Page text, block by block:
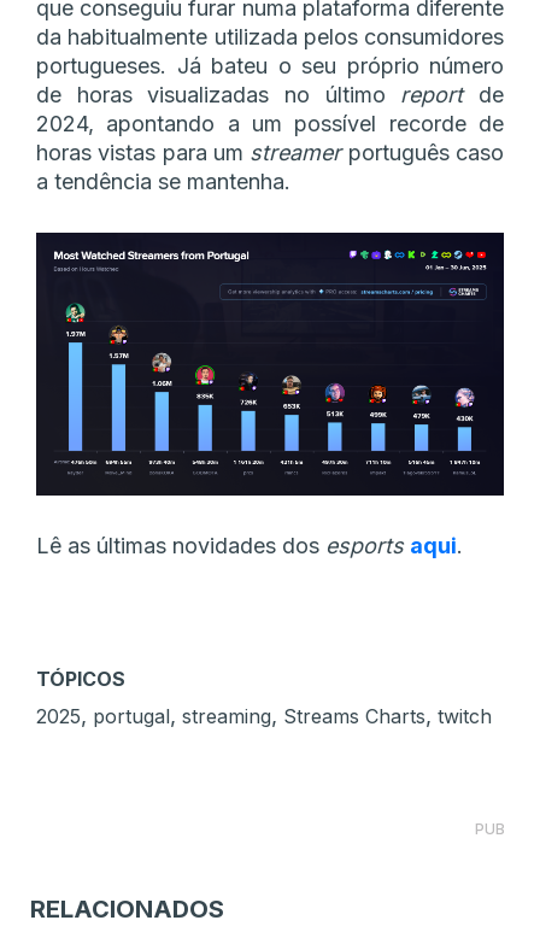
que conseguiu furar numa plataforma diferente
da habitualmente utilizada pelos consumidores
portugueses. Já bateu o seu próprio número
de horas visualizadas no último reportde
2024, apontando a um possível recorde de
horas vistas para um streamerportuguês caso
a tendência se mantenha.
Lê as últimas novidades dos esports aqui.
TÓPICOS
2025, portugal, streaming, Streams Charts, twitch
PUB
RELACIONADOS